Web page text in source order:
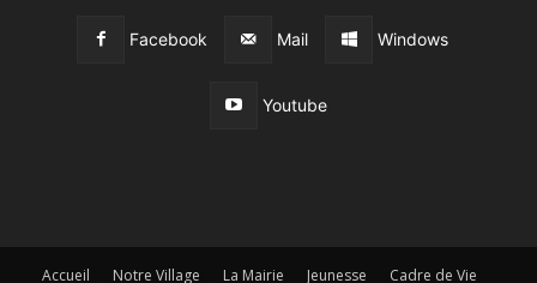
Facebook Mail Windows
Youtube
Accueil Notre Village La Mairie Jeunesse Cadre de Vie